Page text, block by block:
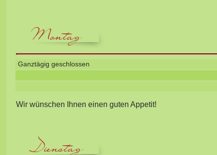
Montag
Ganztägig geschlossen
Wir wünschen Ihnen einen guten Appetit!
Dienstag